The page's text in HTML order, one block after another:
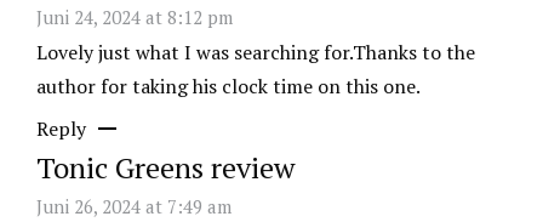
Juni 24, 2024 at 8:12 pm
Lovely just what I was searching for.Thanks to the
author for taking his clock time on this one.
Reply
Tonic Greens review
Juni 26, 2024 at 7:49 am